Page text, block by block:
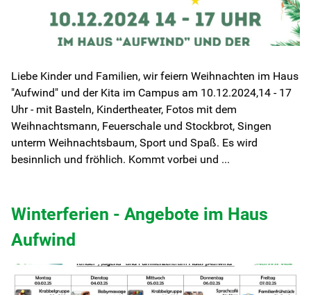
Liebe Kinder und Familien, wir feiern Weihnachten im Haus
"Aufwind" und der Kita im Campus am 10.12.2024,14 - 17
Uhr - mit Basteln, Kindertheater, Fotos mit dem
Weihnachtsmann, Feuerschale und Stockbrot, Singen
unterm Weihnachtsbaum, Sport und Spaß. Es wird
besinnlich und fröhlich. Kommt vorbei und ...
Winterferien - Angebote im Haus
Aufwind